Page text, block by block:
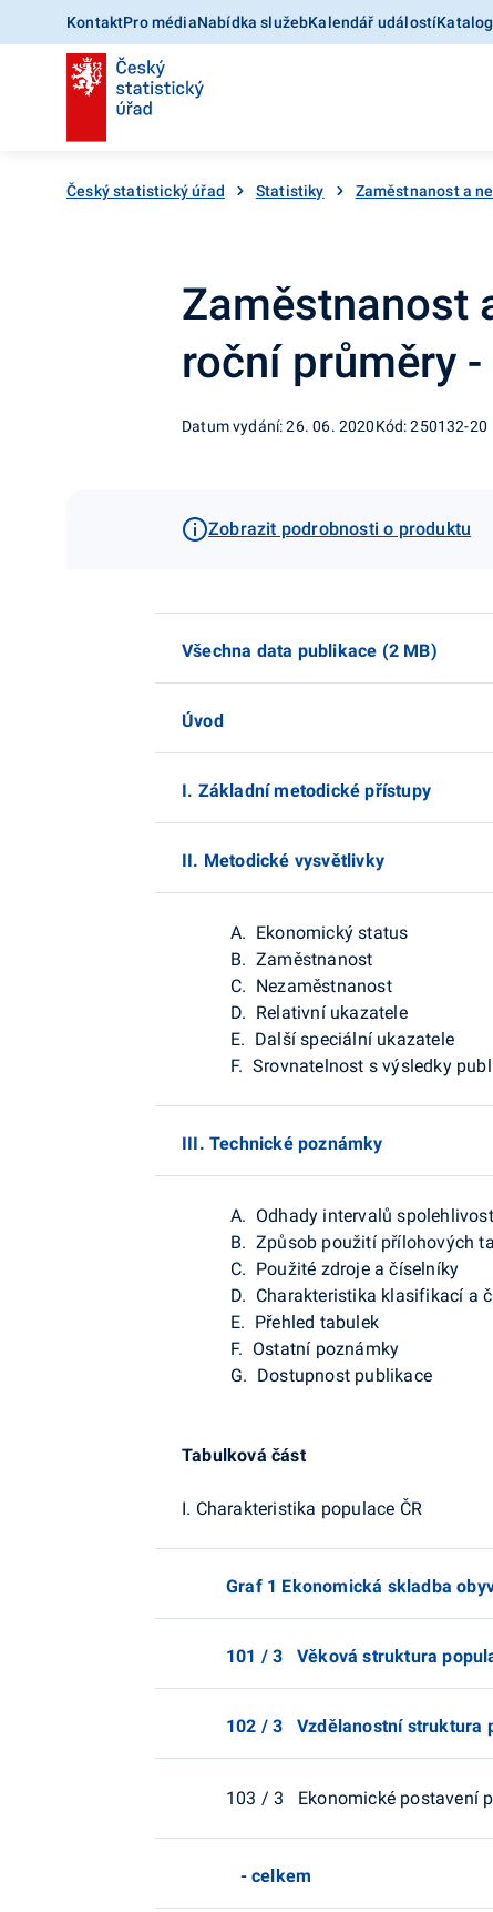
KontaktPro médiaNabídka služebKalendář událostí
Český statistický úřad Statistiky Zaměstnanost a
Zaměstnanost
roční průměry
Datum vydání: 26. 06. 2020Kód: 250132-20
Zobrazit podrobnosti o produktu
Všechna data publikace (2 MB)
Úvod
I. Základní metodické přístupy
II. Metodické vysvětlivky
A. Ekonomický status
B. Zaměstnanost
C. Nezaměstnanost
D. Relativní ukazatele
E. Další speciální ukazatele
F. Srovnatelnost s výsledky
III. Technické poznámky
A. Odhady intervalů
B. Způsob použití přílohových
C. Použité zdroje a číselníky
D. Charakteristika klasifikací a
E. Přehled tabulek
F. Ostatní poznámky
G. Dostupnost publikace
Tabulková část
I. Charakteristika populace ČR
Graf 1 Ekonomická skladba
101 / 3 Věková struktura
102 / 3 Vzdělanostní struktura
103 / 3 Ekonomické postavení
- celkem